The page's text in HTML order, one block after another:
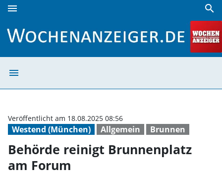
menu search
menu
Westend (München) Allgemein Brunnen
Veröffentlicht am 18.08.2025 08:56
Behörde reinigt Brunnenplatz
am Forum